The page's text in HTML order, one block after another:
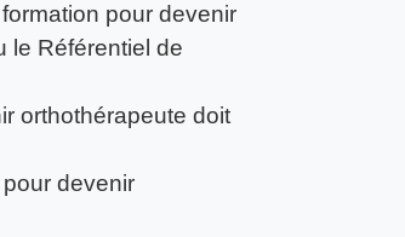
pour devenir
le Référentiel de
orthothérapeute doit
devenir